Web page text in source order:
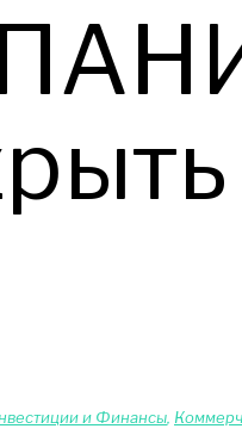
и Финансы,